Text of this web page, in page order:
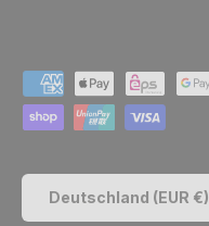
Zahlungsmethoden
Land/Region
Deutschland (EUR €)